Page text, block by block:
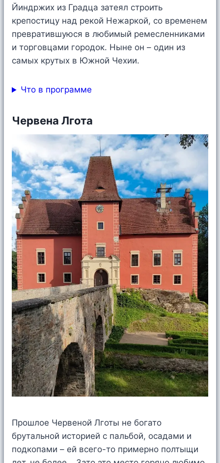
Йиндржих из Градца затеял строить
крепостицу над рекой Нежаркой, со временем
превратившуюся в любимый ремесленниками
и торговцами городок. Ныне он – один из
самых крутых в Южной Чехии.
Что в программе
Червена Лгота
Прошлое Червеной Лготы не богато
брутальной историей с пальбой, осадами и
подкопами – ей всего-то примерно полтыщи